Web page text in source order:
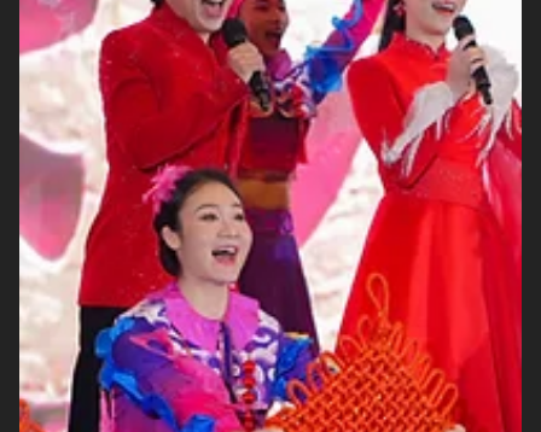
keluarga ASEAN dan mitra eksternal. Acara ini menandakan
pertama kalinya Chinese Spring Festival diadakan di dalam
ASEAN Headquarters. Mempersembahkan pertunjukan budaya
dan pameran asli dari Tiongkok dengan tujuan menampilkan
warisan budaya mereka yang penuh dengan kekayaan budaya
dan tradisi Tahun Baru Imlek bersama dengan negara - negara
anggota ASEAN dan mitra